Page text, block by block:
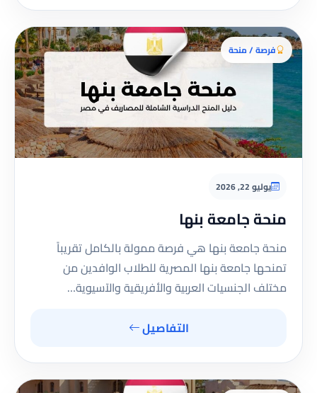
فرصة / منحة
يوليو 22, 2026
منحة جامعة بنها
منحة جامعة بنها هي فرصة ممولة بالكامل تقريباً
تمنحها جامعة بنها المصرية للطلاب الوافدين من
مختلف الجنسيات العربية والأفريقية والآسيوية…
التفاصيل